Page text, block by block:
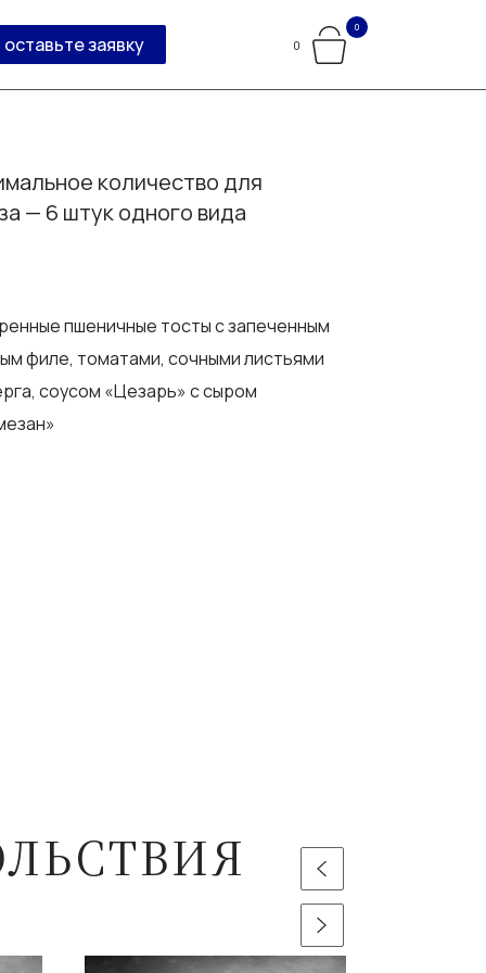
оставьте заявку 0
0
количество для
— 6 штук одного вида
пшеничные тосты с запеченным
филе, томатами, сочными листьями
соусом «Цезарь» с сыром